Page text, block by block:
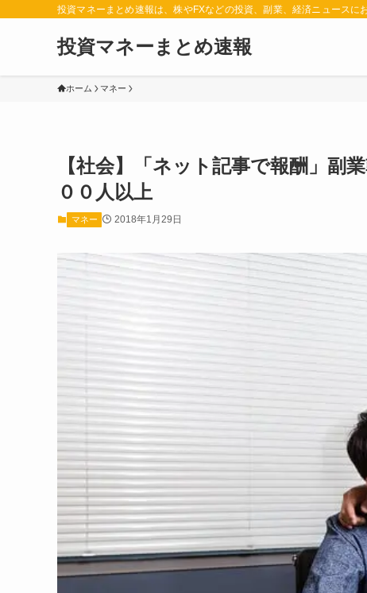
投資マネーまとめ速報は、株やFXなどの投資、副業、経済ニュース
投資マネーまとめ速報
ホーム マネー
【社会】「ネット記事で報酬」副
００人以上
マネー 2018年1月29日